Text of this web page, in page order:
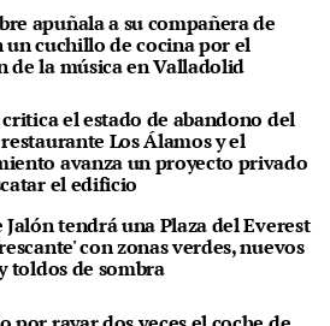
apuñala a su compañera de
un cuchillo de cocina por el
de la música en Valladolid
critica el estado de abandono del
Los Álamos y el
avanza un proyecto privado
el edificio
Jalón tendrá una Plaza del Everest
con zonas verdes, nuevos
toldos de sombra